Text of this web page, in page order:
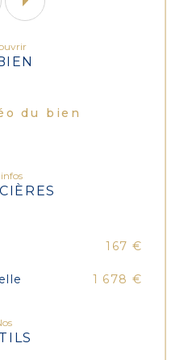
du bien
infos
167 €
1 678 €
Nos